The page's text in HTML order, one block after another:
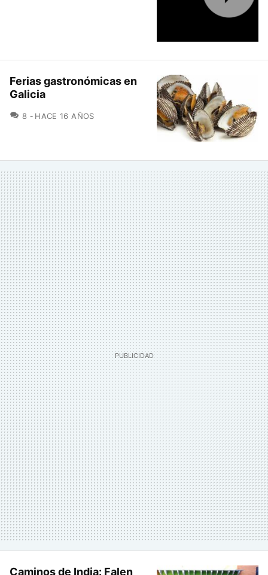
Ferias gastronómicas en
Galicia
8 COMENTARIOS
HACE 16 AÑOS
Caminos de India: Falen